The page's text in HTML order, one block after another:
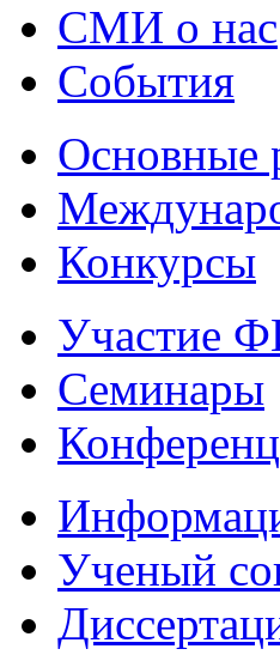
СМИ о нас
События
Основные
Конкурсы
Участие
Семинары
Ученый